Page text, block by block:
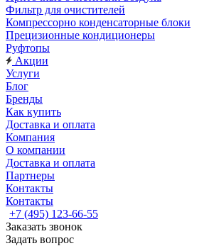
Фильтр для очистителей
Компрессорно конденсаторные блоки
Прецизионные кондиционеры
Руфтопы
Акции
Услуги
Блог
Бренды
Как купить
Доставка и оплата
Компания
О компании
Доставка и оплата
Партнеры
Контакты
Контакты
+7 (495) 123-66-55
Заказать звонок
Задать вопрос